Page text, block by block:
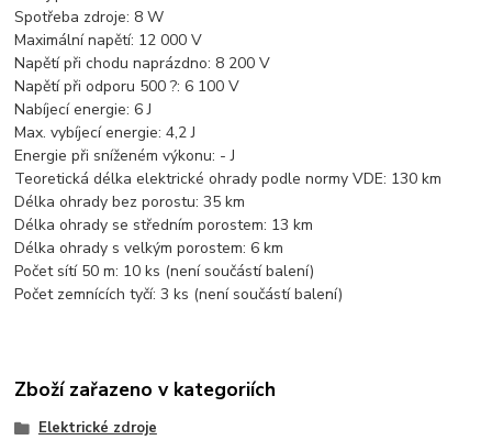
Spotřeba zdroje: 8 W
Maximální napětí: 12 000 V
Napětí při chodu naprázdno: 8 200 V
Napětí při odporu 500 ?: 6 100 V
Nabíjecí energie: 6 J
Max. vybíjecí energie: 4,2 J
Energie při sníženém výkonu: - J
Teoretická délka elektrické ohrady podle normy VDE: 130 km
Délka ohrady bez porostu: 35 km
Délka ohrady se středním porostem: 13 km
Délka ohrady s velkým porostem: 6 km
Počet sítí 50 m: 10 ks (není součástí balení)
Počet zemnících tyčí: 3 ks (není součástí balení)
Zboží zařazeno v kategoriích
Elektrické zdroje